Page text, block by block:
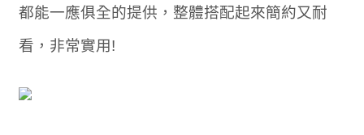
都能一應俱全的提供，整體搭配起來簡約又耐
看，非常實用!